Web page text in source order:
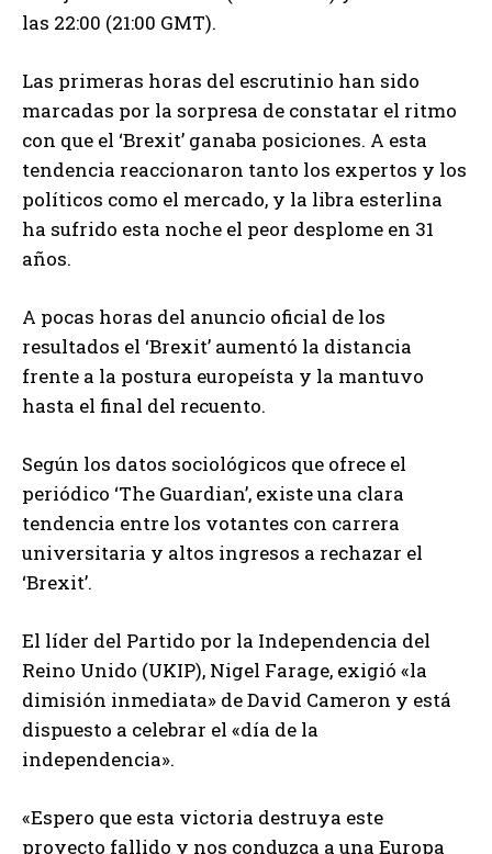
las 22:00 (21:00 GMT).
Las primeras horas del escrutinio han sido
marcadas por la sorpresa de constatar el ritmo
con que el ‘Brexit’ ganaba posiciones. A esta
tendencia reaccionaron tanto los expertos y los
políticos como el mercado, y la libra esterlina
ha sufrido esta noche el peor desplome en 31
años.
A pocas horas del anuncio oficial de los
resultados el ‘Brexit’ aumentó la distancia
frente a la postura europeísta y la mantuvo
hasta el final del recuento.
Según los datos sociológicos que ofrece el
periódico ‘The Guardian’, existe una clara
tendencia entre los votantes con carrera
universitaria y altos ingresos a rechazar el
‘Brexit’.
El líder del Partido por la Independencia del
Reino Unido (UKIP), Nigel Farage, exigió «la
dimisión inmediata» de David Cameron y está
dispuesto a celebrar el «día de la
independencia».
«Espero que esta victoria destruya este
proyecto fallido y nos conduzca a una Europa